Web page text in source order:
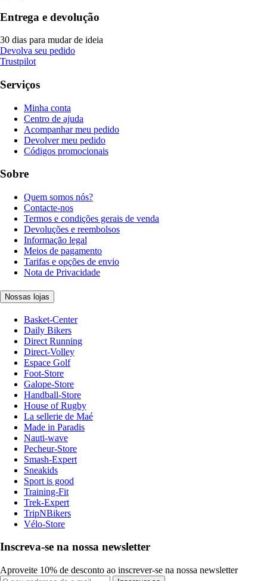
Entrega e devolução
30 dias para mudar de ideia
Devolva seu pedido
Trustpilot
Serviços
Minha conta
Centro de ajuda
Acompanhar meu pedido
Devolver meu pedido
Códigos promocionais
Sobre
Quem somos nós?
Contacte-nos
Termos e condições gerais de venda
Devoluções e reembolsos
Informação legal
Meios de pagamento
Tarifas e opções de envio
Nota de Privacidade
Nossas lojas
Basket-Center
Daily Bikers
Direct Running
Direct-Volley
Espace Golf
Foot-Store
Galope-Store
Handball-Store
House of Rugby
La sellerie de Maé
Made in Paradis
Nauti-wave
Pecheur-Store
Smash-Expert
Sneakids
Sport is good
Training-Fit
Trek-Expert
TripNBikers
Vélo-Store
Inscreva-se na nossa newsletter
Aproveite 10% de desconto ao inscrever-se na nossa newsletter